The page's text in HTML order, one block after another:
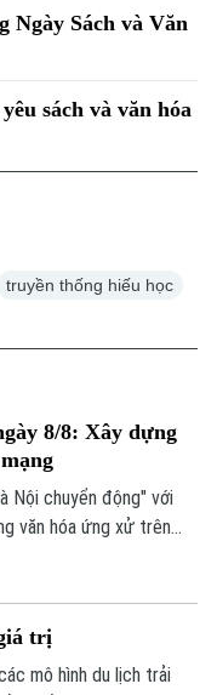
Ngày Sách và Văn
sách và văn hóa
truyền thống hiếu học
8/8: Xây dựng
Nội chuyển động" với
văn hóa ứng xử trên
8. trị
mô hình du lịch trải